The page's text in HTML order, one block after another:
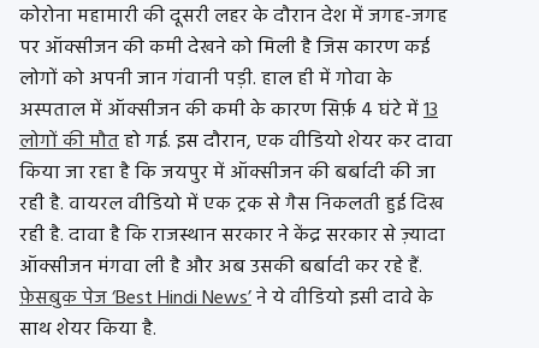
कोरोना महामारी की दूसरी लहर के दौरान देश में जगह-जगह
पर ऑक्सीजन की कमी देखने को मिली है जिस कारण कई
लोगों को अपनी जान गंवानी पड़ी. हाल ही में गोवा के
अस्पताल में ऑक्सीजन की कमी के कारण सिर्फ़ 4 घंटे में13
लोगों की मौतहो गई. इस दौरान, एक वीडियो शेयर कर दावा
किया जा रहा है कि जयपुर में ऑक्सीजन की बर्बादी की जा
रही है. वायरल वीडियो में एक ट्रक से गैस निकलती हुई दिख
रही है. दावा है कि राजस्थान सरकार ने केंद्र सरकार से ज़्यादा
ऑक्सीजन मंगवा ली है और अब उसकी बर्बादी कर रहे हैं.
फ़ेसबुक पेज ‘Best Hindi News’ने ये वीडियो इसी दावे के
साथ शेयर किया है.